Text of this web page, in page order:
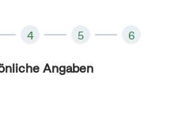
4 5 6
Angaben